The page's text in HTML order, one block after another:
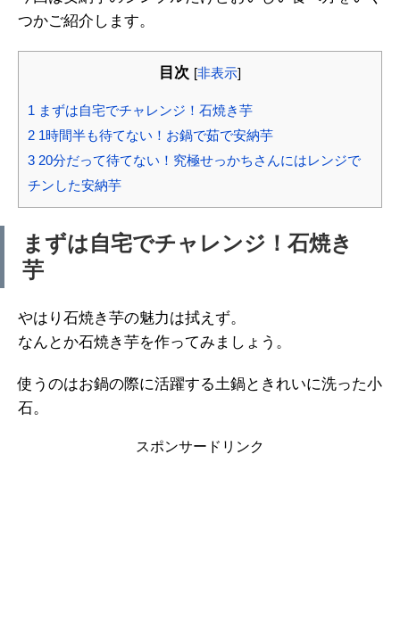
つかご紹介します。
目次 [非表示]
1 まずは自宅でチャレンジ！石焼き芋
2 1時間半も待てない！お鍋で茹で安納芋
3 20分だって待てない！究極せっかちさんにはレンジで
チンした安納芋
まずは自宅でチャレンジ！石焼き
芋
やはり石焼き芋の魅力は拭えず。
なんとか石焼き芋を作ってみましょう。
使うのはお鍋の際に活躍する土鍋ときれいに洗った小
石。
スポンサードリンク